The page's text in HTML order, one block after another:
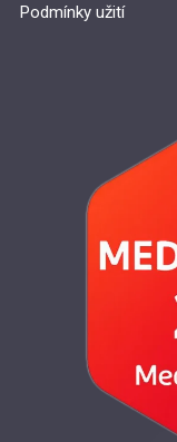
Podmínky užití